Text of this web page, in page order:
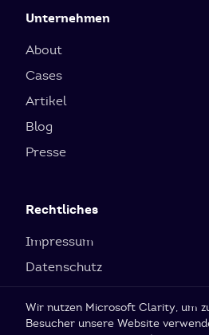
Unternehmen
About
Cases
Artikel
Blog
Presse
Rechtliches
Impressum
Datenschutz
Cookie-Einstellungen
Wir nutzen Microsoft Clarity, um
Besucher unsere Website